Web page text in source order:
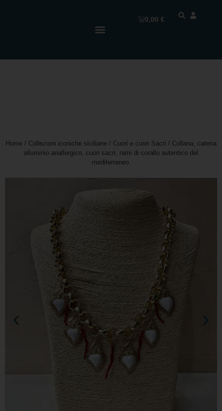
0,00€
Home / Collezioni iconiche siciliane / Cuori e cuori Sacri / Collana, catena
alluminio anallergico, cuori sacri, rami di corallo autentico del
mediterraneo.